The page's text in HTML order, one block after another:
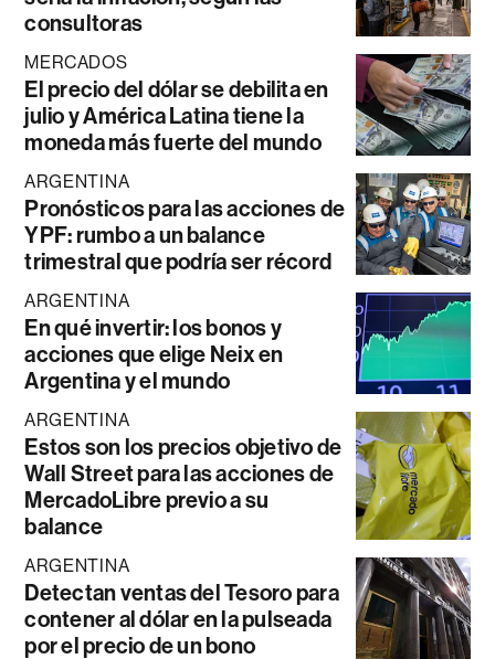
consultoras
MERCADOS
El precio del dólar se debilita en
julio y América Latina tiene la
moneda más fuerte del mundo
ARGENTINA
Pronósticos para las acciones de
YPF: rumbo a un balance
trimestral que podría ser récord
ARGENTINA
En qué invertir: los bonos y
acciones que elige Neix en
Argentina y el mundo
ARGENTINA
Estos son los precios objetivo de
Wall Street para las acciones de
MercadoLibre previo a su
balance
ARGENTINA
Detectan ventas del Tesoro para
contener al dólar en la pulseada
por el precio de un bono